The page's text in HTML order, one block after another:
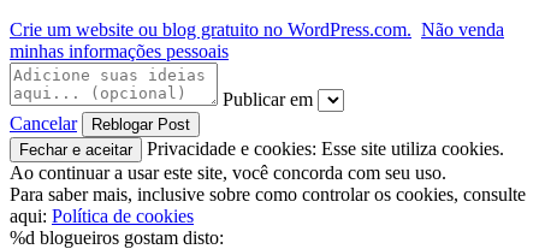
Crie um website ou blog gratuito no WordPress.com. Não venda
minhas informações pessoais
Publicar em
Cancelar
Privacidade e cookies: Esse site utiliza cookies.
Ao continuar a usar este site, você concorda com seu uso.
Para saber mais, inclusive sobre como controlar os cookies, consulte
aqui: Política de cookies
%d blogueiros gostam disto: